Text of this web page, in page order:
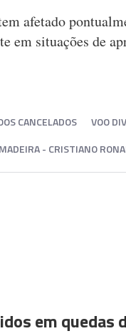
afetado
em situações de
CANCELADOS
VOO
- CRISTIANO
em quedas